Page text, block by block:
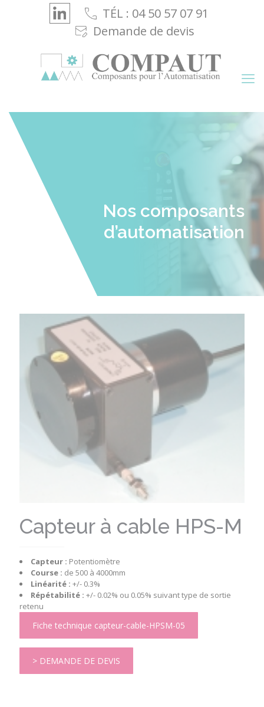
TÉL : 04 50 57 07 91
Demande de devis
Nos composants
d’automatisation
Capteur à cable HPS-M
Capteur : Potentiomètre
Course : de 500 à 4000mm
Linéarité : +/- 0.3%
Répétabilité : +/- 0.02% ou 0.05% suivant type de sortie
retenu
Fiche technique capteur-cable-HPSM-05
> DEMANDE DE DEVIS
Cookies management panel